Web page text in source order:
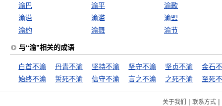
渝巴 渝平
渝歌
渝溢
渝滥
渝盟
渝约
渝舞 渝节
与“渝”相关的成语
白首不渝 丹青不渝 坚持不渝 坚守不渝 坚贞不渝
金石
始终不渝
誓死不渝 信守不渝 言之不渝 之死不渝 至死
关于我们 | 联系方式|